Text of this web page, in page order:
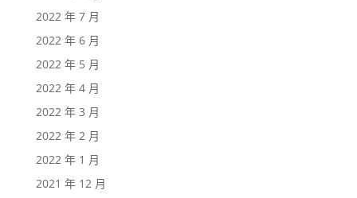
2022 年 7 月
2022 年 6 月
2022 年 5 月
2022 年 4 月
2022 年 3 月
2022 年 2 月
2022 年 1 月
2021 年 12 月